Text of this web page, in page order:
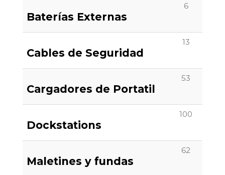
Baterías Externas
6
Cables de Seguridad
13
Cargadores de Portatil
53
Dockstations
100
Maletines y fundas
62